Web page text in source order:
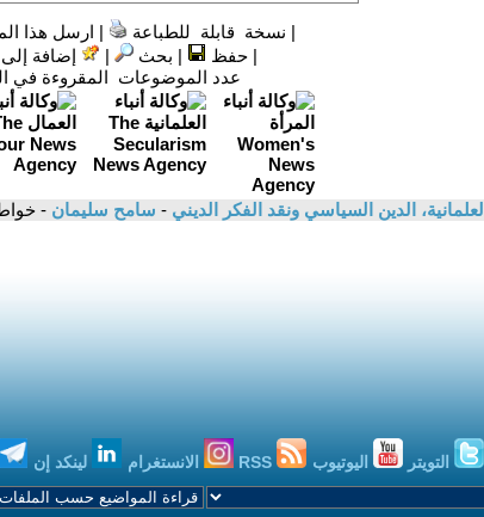
| نسخة قابلة للطباعة | ارسل هذا
|حفظ | بحث | إضافة
عدد الموضوعات المقروءة في
العلمانية، الدين السياسي ونقد الفكر الديني - سامح سليمان -
التويتر اليوتيوب الانستغرام لينكد إن